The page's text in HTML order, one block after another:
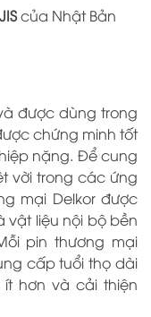
JIScủa Nhật Bản
được dùngtrong
chứng minh tốt
nặng. Để cung
vời trong các ứng
mại Delkor được
liệu nội bộ bền
pin thương mại
cấp tuổi thọ dài
hơn và cải thiện